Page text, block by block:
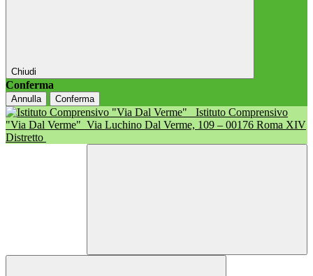
Chiudi
Conferma
Annulla Conferma
Istituto Comprensivo
"Via Dal Verme" Via Luchino Dal Verme, 109 – 00176 Roma XIV
Distretto